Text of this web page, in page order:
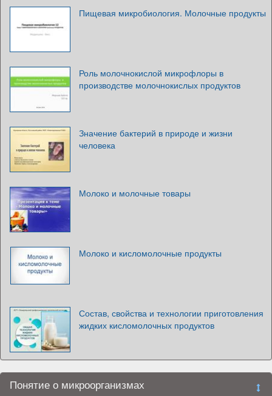
Пищевая микробиология. Молочные продукты
Роль молочнокислой микрофлоры в
производстве молочнокислых продуктов
Значение бактерий в природе и жизни
человека
Молоко и молочные товары
Молоко и кисломолочные продукты
Состав, свойства и технологии приготовления
жидких кисломолочных продуктов
Понятие о микроорганизмах